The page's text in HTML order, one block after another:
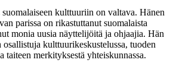
kulttuuriin on valtava. Hänen
parissa on rikastuttanut suomalaista
monia uusia näyttelijöitä ja ohjaajia. Hän
kulttuurikeskustelussa, tuoden
taiteen merkityksestä yhteiskunnassa.